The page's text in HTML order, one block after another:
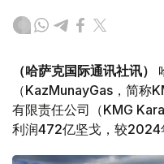
（哈萨克国际通讯社讯）
（KazMunayGas，简称
有限责任公司（KMG
利润472亿坚戈，较2024